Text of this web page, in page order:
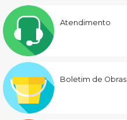
Atendimento
Boletim de Obras